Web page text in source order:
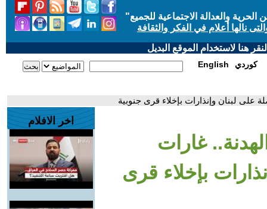
والعدالة الاجتماعية للجميع"
نالها أعلام في الفكر والثقافة
هنا لاستخدام الموقع البديل
English كوردي
على لبنان وإنذارات بإخلاء قرى جنوبية
غارات
بإخلاء قرى
اخر الافلام